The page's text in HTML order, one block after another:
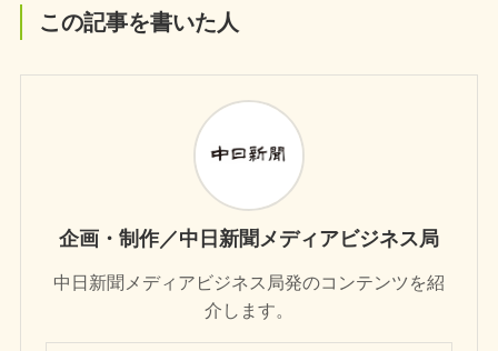
この記事を書いた人
企画・制作／中日新聞メディアビジネス局
中日新聞メディアビジネス局発のコンテンツを紹
介します。